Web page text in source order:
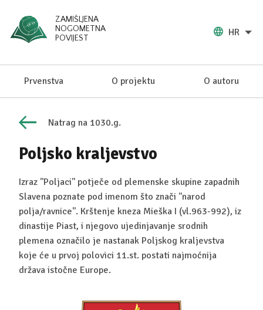
ZAMIŠLJENA
NOGOMETNA
POVIJEST
HR
Prvenstva O projektu O autoru
Natrag na 1030.g.
Poljsko kraljevstvo
Izraz ''Poljaci'' potječe od plemenske skupine zapadnih
Slavena poznate pod imenom što znači ''narod
polja/ravnice''. Krštenje kneza Mieška I (vl.963-992), iz
dinastije Piast, i njegovo ujedinjavanje srodnih
plemena označilo je nastanak Poljskog kraljevstva
koje će u prvoj polovici 11.st. postati najmoćnija
država istočne Europe.